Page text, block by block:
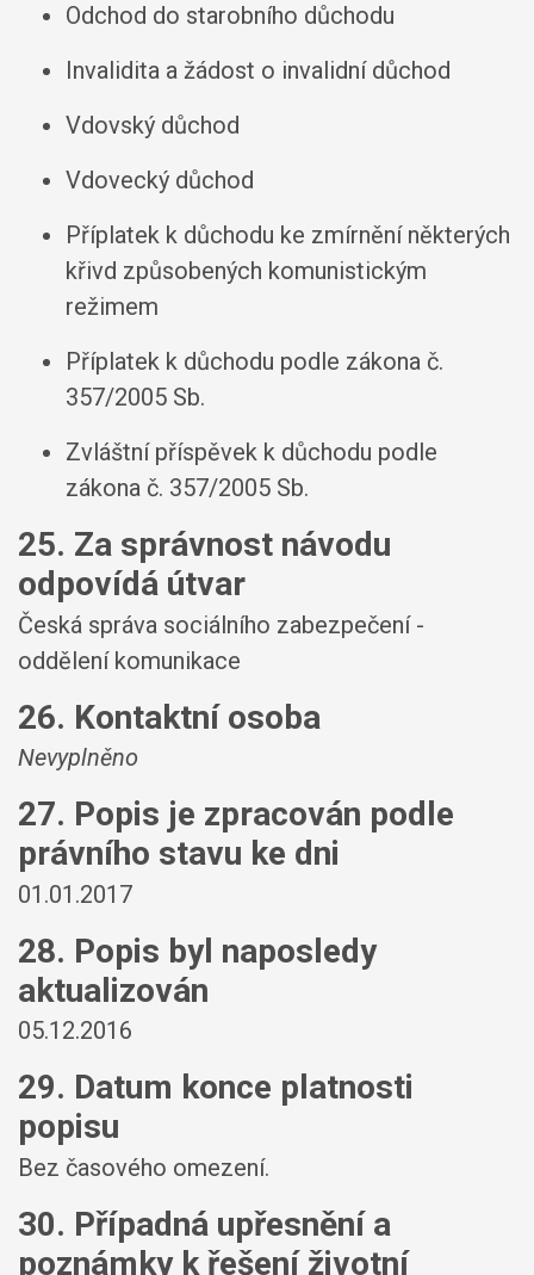
Odchod do starobního důchodu
Invalidita a žádost o invalidní důchod
Vdovský důchod
Vdovecký důchod
Příplatek k důchodu ke zmírnění některých
křivd způsobených komunistickým
režimem
Příplatek k důchodu podle zákona č.
357/2005 Sb.
Zvláštní příspěvek k důchodu podle
zákona č. 357/2005 Sb.
25. Za správnost návodu
odpovídá útvar
Česká správa sociálního zabezpečení -
oddělení komunikace
26. Kontaktní osoba
Nevyplněno
27. Popis je zpracován podle
právního stavu ke dni
01.01.2017
28. Popis byl naposledy
aktualizován
05.12.2016
29. Datum konce platnosti
popisu
Bez časového omezení.
30. Případná upřesnění a
poznámky k řešení životní